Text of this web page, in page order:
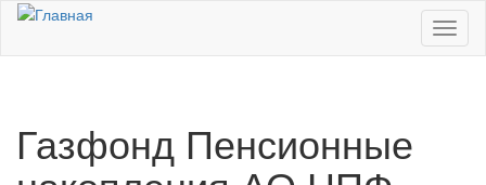
Перейти к основному содержанию
Газфонд Пенсионные